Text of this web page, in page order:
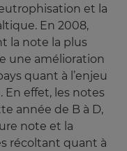
et la
En 2008,
la note la plus
une amélioration
quant à l’enjeu
effet, les notes
année de B à D,
note et la
récoltant quant à